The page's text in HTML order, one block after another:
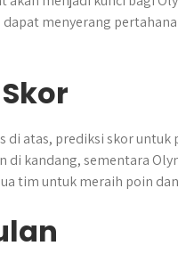
menyerang
di atas, prediksi skor
di kandang, sementara
tim untuk meraih poin